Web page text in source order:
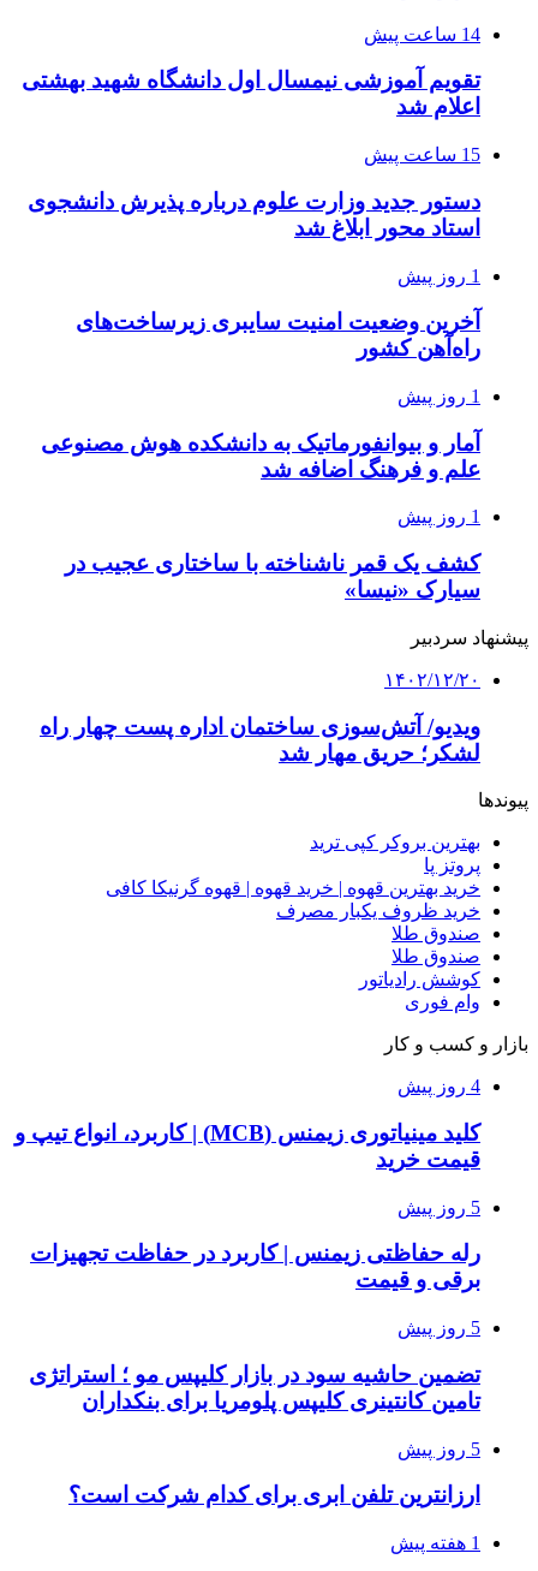
14 ساعت پیش
تقویم آموزشی نیمسال اول دانشگاه شهید بهشتی
اعلام شد
15 ساعت پیش
دستور جدید وزارت علوم درباره پذیرش دانشجوی
استاد محور ابلاغ شد
1 روز پیش
آخرین وضعیت امنیت سایبری زیرساخت‌های
راه‌آهن کشور
1 روز پیش
آمار و بیوانفورماتیک به دانشکده هوش مصنوعی
علم و فرهنگ اضافه شد
1 روز پیش
کشف یک قمر ناشناخته با ساختاری عجیب در
سیارک «نیسا»
پیشنهاد سردبیر
۱۴۰۲/۱۲/۲۰
ویدیو/ آتش‌سوزی ساختمان اداره پست چهار راه
لشکر؛ حریق مهار شد
پیوندها
بهترین بروکر کپی ترید
پروتز پا
خرید بهترین قهوه | خرید قهوه | قهوه گرنیکا کافی
خرید ظروف یکبار مصرف
صندوق طلا
صندوق طلا
کوشش رادیاتور
وام فوری
بازار و کسب و کار
4 روز پیش
کلید مینیاتوری زیمنس (MCB) | کاربرد، انواع تیپ و
قیمت خرید
5 روز پیش
رله حفاظتی زیمنس | کاربرد در حفاظت تجهیزات
برقی و قیمت
5 روز پیش
تضمین حاشیه سود در بازار کلیپس مو ؛ استراتژی
تامین کانتینری کلیپس پلومریا برای بنکداران
5 روز پیش
ارزانترین تلفن ابری برای کدام شرکت است؟
1 هفته پیش